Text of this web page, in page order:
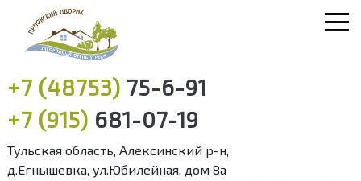
+7 (48753) 75-6-91
+7 (915) 681-07-19
Тульская область, Алексинский р-н,
д.Егнышевка, ул.Юбилейная, дом 8а